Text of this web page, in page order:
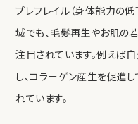
プレフレイル（身体能力の
域でも、毛髪再生やお肌の
注目されています。例えば
し、コラーゲン産生を促進
れています。